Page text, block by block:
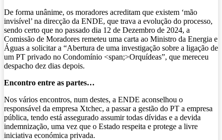
De forma unânime, os moradores acreditam que existem ‘mão
invisível’ na direcção da ENDE, que trava a evolução do processo,
sendo certo que no passado dia 12 de Dezembro de 2024, a
Comissão de Moradores remeteu uma carta ao Ministro da Energia e
Águas a solicitar a “Abertura de uma investigação sobre a ligação de
um PT privado no Condomínio <span;>Orquídeas”, que mereceu
despacho dez dias depois.
Encontro entre as partes…
Nos vários encontros, num destes, a ENDE aconselhou o
responsável da empresa Xtchec, a passar a gestão do PT a empresa
pública, tendo está assegurado assumir todas dívidas e a devida
indemnização, uma vez que o Estado respeita e protege a livre
iniciativa económica privada.